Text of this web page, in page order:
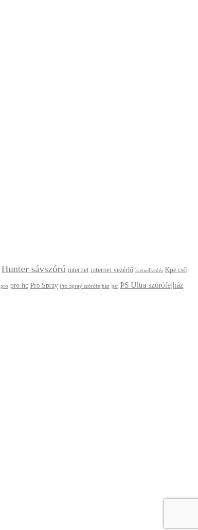
Hunter sávszóró internet internet vezérlő kiemelkedés Kpe cső
pro pro-hc Pro Spray Pro Spray szórófejház psr PS Ultra szórófejház